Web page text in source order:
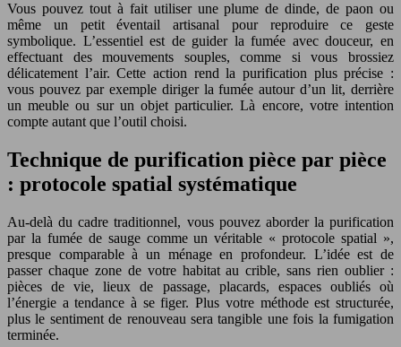
Vous pouvez tout à fait utiliser une plume de dinde, de paon ou
même un petit éventail artisanal pour reproduire ce geste
symbolique. L’essentiel est de guider la fumée avec douceur, en
effectuant des mouvements souples, comme si vous brossiez
délicatement l’air. Cette action rend la purification plus précise :
vous pouvez par exemple diriger la fumée autour d’un lit, derrière
un meuble ou sur un objet particulier. Là encore, votre intention
compte autant que l’outil choisi.
Technique de purification pièce par pièce
: protocole spatial systématique
Au-delà du cadre traditionnel, vous pouvez aborder la purification
par la fumée de sauge comme un véritable « protocole spatial »,
presque comparable à un ménage en profondeur. L’idée est de
passer chaque zone de votre habitat au crible, sans rien oublier :
pièces de vie, lieux de passage, placards, espaces oubliés où
l’énergie a tendance à se figer. Plus votre méthode est structurée,
plus le sentiment de renouveau sera tangible une fois la fumigation
terminée.